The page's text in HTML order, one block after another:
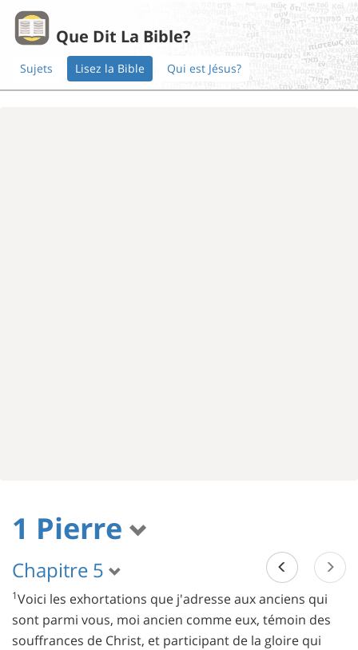
Que Dit La Bible?
Sujets Lisez la Bible Qui est Jésus?
1 Pierre
Chapitre 5
1Voici les exhortations que j'adresse aux anciens qui
sont parmi vous, moi ancien comme eux, témoin des
souffrances de Christ, et participant de la gloire qui